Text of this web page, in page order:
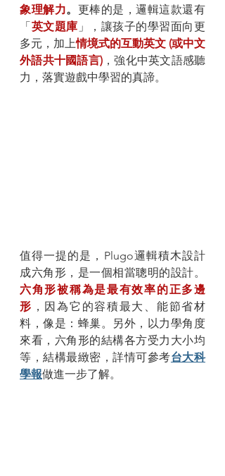
象理解力。 更棒的是，邏輯這款還有
「英文題庫 」，讓孩子的學習面向更
多元，加上情境式的互動英文 (或中文
外語共十國語言)，強化中英文語感聽
力，落實遊戲中學習的真諦。
值得一提的是，Plugo邏輯積木設計
成六角形，是一個相當聰明的設計。
六角形被稱為是最有效率的正多邊
形 ，因為它的容積最大、能節省材
料，像是：蜂巢。另外，以力學角度
來看，六角形的結構各方受力大小均
等，結構最緻密，詳情可參考台大科
學報做進一步了解。